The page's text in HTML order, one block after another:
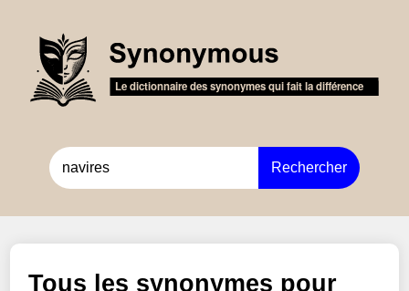
Rechercher
Tous les synonymes pour